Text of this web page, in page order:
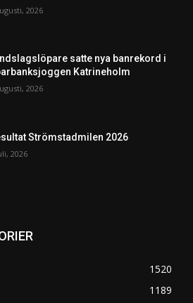
2026
satte nya banrekord i
Katrineholm
2026
Strömstadmilen 2026
2026
1520
1189